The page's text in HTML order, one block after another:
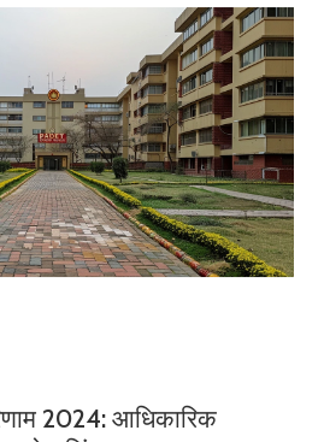
2024: आधिकारिक